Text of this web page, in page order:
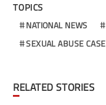
TOPICS
NATIONAL NEWS
SEXUAL ABUSE CASE
RELATED STORIES